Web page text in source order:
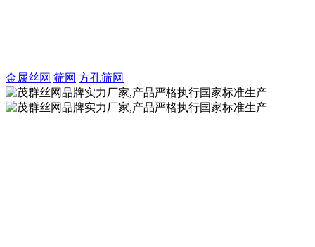
金属丝网 筛网 方孔筛网